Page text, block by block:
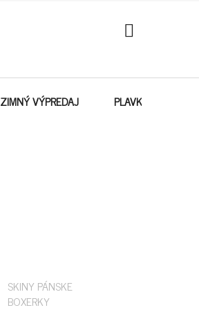
NÁKUPNÝ
KOŠÍK
ZIMNÝ VÝPREDAJ PLAVKY -
SKINY PÁNSKE
BOXERKY